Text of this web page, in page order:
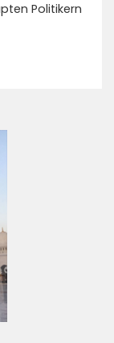
Politikern